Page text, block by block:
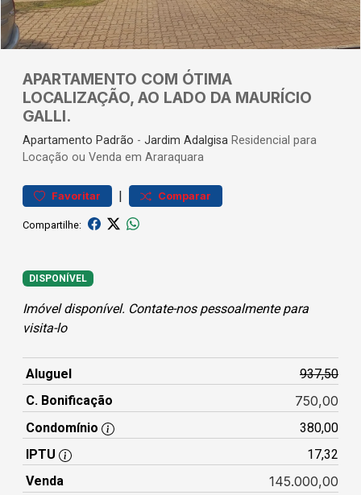
APARTAMENTO COM ÓTIMA
LOCALIZAÇÃO, AO LADO DA MAURÍCIO
GALLI.
Apartamento Padrão - Jardim Adalgisa Residencial para
Locação ou Venda em Araraquara
Favoritar | Comparar
Compartilhe:
DISPONÍVEL
Imóvel disponível. Contate-nos pessoalmente para
visita-lo
Aluguel
937,50
C. Bonificação
750,00
Condomínio
380,00
IPTU
17,32
Venda
145.000,00